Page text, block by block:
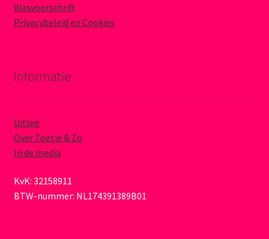
Wasvoorschrift
Privacybeleid en Cookies
Informatie
Uitleg
Over Toetie & Zo
In de media
KvK: 32158911
BTW-nummer: NL174391389B01